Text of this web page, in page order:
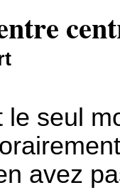
le seul
avez